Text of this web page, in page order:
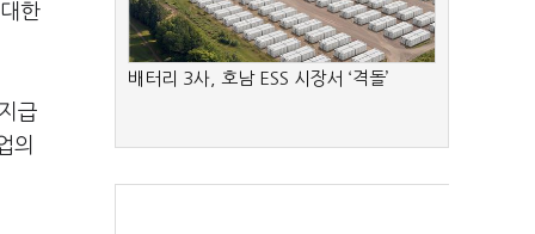
한
급
의
배터리 3사, 호남 ESS 시장서 ‘격돌’